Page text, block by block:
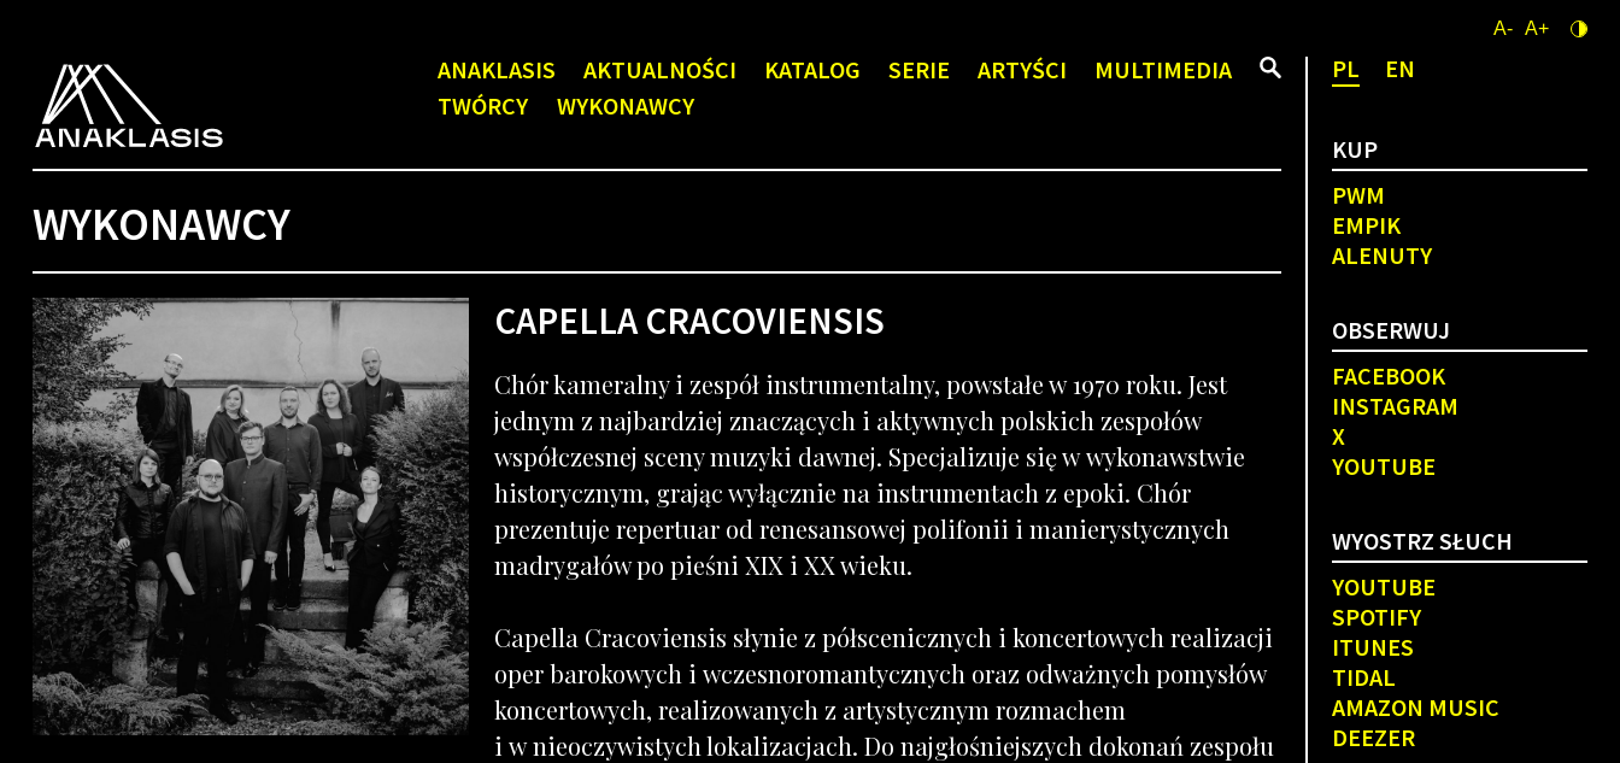
A- A+
ANAKLASIS AKTUALNOŚCI KATALOG SERIE
ARTYŚCI
TWÓRCY
WYKONAWCY
MULTIMEDIA
WYKONAWCY
CAPELLA CRACOVIENSIS
Chór kameralny i zespół instrumentalny, powstałe w 1970 roku. Jest
jednym z najbardziej znaczących i aktywnych polskich zespołów
współczesnej sceny muzyki dawnej. Specjalizuje się w wykonawstwie
historycznym, grając wyłącznie na instrumentach z epoki. Chór
prezentuje repertuar od renesansowej polifonii i manierystycznych
madrygałów po pieśni XIX i XX wieku.
Capella Cracoviensis słynie z półscenicznych i koncertowych realizacji
oper barokowych i wczesnoromantycznych oraz odważnych pomysłów
koncertowych, realizowanych z artystycznym rozmachem
i w nieoczywistych lokalizacjach. Do najgłośniejszych dokonań zespołu
PL EN
KUP
PWM
EMPIK
ALENUTY
OBSERWUJ
FACEBOOK
INSTAGRAM
X
YOUTUBE
WYOSTRZ SŁUCH
YOUTUBE
SPOTIFY
ITUNES
TIDAL
AMAZON MUSIC
DEEZER